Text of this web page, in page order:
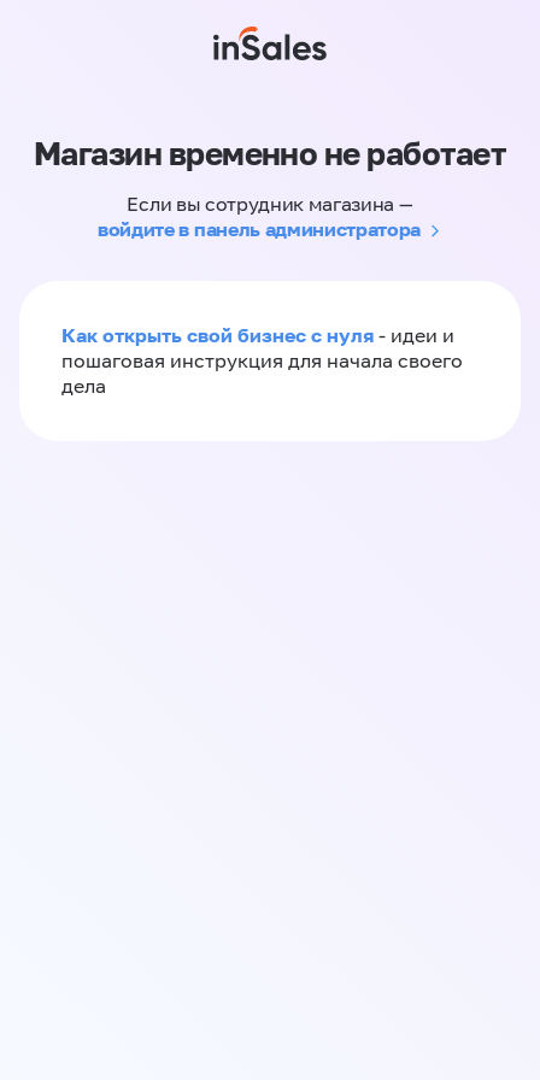
Магазин временно не работает
Если вы сотрудник магазина —
войдите в панель администратора
Как открыть свой бизнес с нуля - идеи и
пошаговая инструкция для начала своего
дела